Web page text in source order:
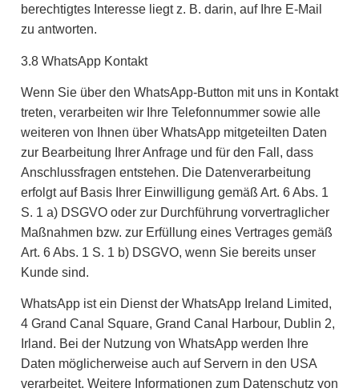
berechtigtes Interesse liegt z. B. darin, auf Ihre E-Mail
zu antworten.
3.8 WhatsApp Kontakt
Wenn Sie über den WhatsApp-Button mit uns in Kontakt
treten, verarbeiten wir Ihre Telefonnummer sowie alle
weiteren von Ihnen über WhatsApp mitgeteilten Daten
zur Bearbeitung Ihrer Anfrage und für den Fall, dass
Anschlussfragen entstehen. Die Datenverarbeitung
erfolgt auf Basis Ihrer Einwilligung gemäß Art. 6 Abs. 1
S. 1 a) DSGVO oder zur Durchführung vorvertraglicher
Maßnahmen bzw. zur Erfüllung eines Vertrages gemäß
Art. 6 Abs. 1 S. 1 b) DSGVO, wenn Sie bereits unser
Kunde sind.
WhatsApp ist ein Dienst der WhatsApp Ireland Limited,
4 Grand Canal Square, Grand Canal Harbour, Dublin 2,
Irland. Bei der Nutzung von WhatsApp werden Ihre
Daten möglicherweise auch auf Servern in den USA
verarbeitet. Weitere Informationen zum Datenschutz von